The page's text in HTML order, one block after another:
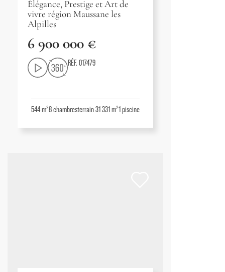
Élégance, Prestige et Art de
vivre région Maussane les
Alpilles
6 900 000 €
RÉF. 017479
544 m²8chambresterrain 31 331 m²1piscine